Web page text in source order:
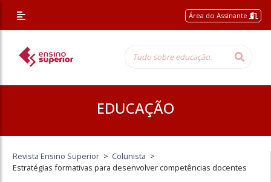
Área do Assinante
EDUCAÇÃO
Revista Ensino Superior > Colunista >
Estratégias formativas para desenvolver competências docentes